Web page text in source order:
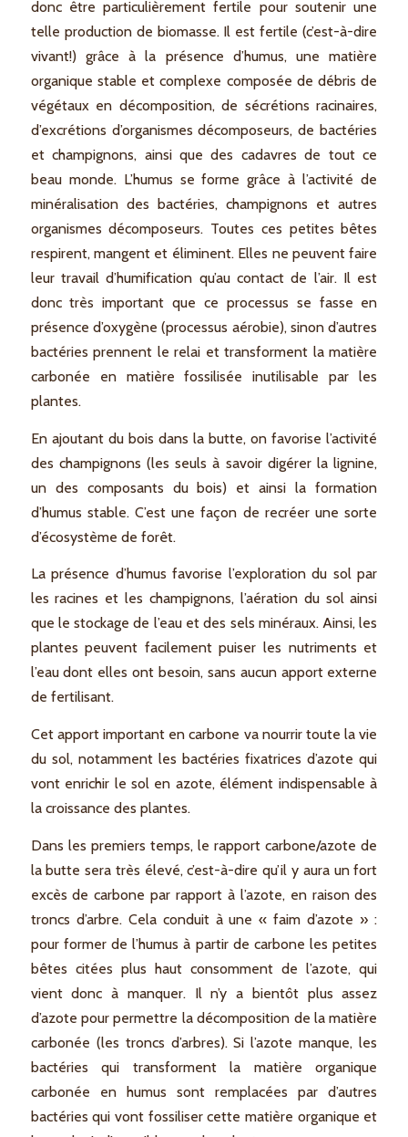
donc être particulièrement fertile pour soutenir une
telle production de biomasse. Il est fertile (c’est-à-dire
vivant!) grâce à la présence d’humus, une matière
organique stable et complexe composée de débris de
végétaux en décomposition, de sécrétions racinaires,
d’excrétions d’organismes décomposeurs, de bactéries
et champignons, ainsi que des cadavres de tout ce
beau monde. L’humus se forme grâce à l’activité de
minéralisation des bactéries, champignons et autres
organismes décomposeurs. Toutes ces petites bêtes
respirent, mangent et éliminent. Elles ne peuvent faire
leur travail d’humification qu’au contact de l’air. Il est
donc très important que ce processus se fasse en
présence d’oxygène (processus aérobie), sinon d’autres
bactéries prennent le relai et transforment la matière
carbonée en matière fossilisée inutilisable par les
plantes.
En ajoutant du bois dans la butte, on favorise l’activité
des champignons (les seuls à savoir digérer la lignine,
un des composants du bois) et ainsi la formation
d’humus stable. C’est une façon de recréer une sorte
d’écosystème de forêt.
La présence d’humus favorise l’exploration du sol par
les racines et les champignons, l’aération du sol ainsi
que le stockage de l’eau et des sels minéraux. Ainsi, les
plantes peuvent facilement puiser les nutriments et
l’eau dont elles ont besoin, sans aucun apport externe
de fertilisant.
Cet apport important en carbone va nourrir toute la vie
du sol, notamment les bactéries fixatrices d’azote qui
vont enrichir le sol en azote, élément indispensable à
la croissance des plantes.
Dans les premiers temps, le rapport carbone/azote de
la butte sera très élevé, c’est-à-dire qu’il y aura un fort
excès de carbone par rapport à l’azote, en raison des
troncs d’arbre. Cela conduit à une « faim d’azote » :
pour former de l’humus à partir de carbone les petites
bêtes citées plus haut consomment de l’azote, qui
vient donc à manquer. Il n’y a bientôt plus assez
d’azote pour permettre la décomposition de la matière
carbonée (les troncs d’arbres). Si l’azote manque, les
bactéries qui transforment la matière organique
carbonée en humus sont remplacées par d’autres
bactéries qui vont fossiliser cette matière organique et